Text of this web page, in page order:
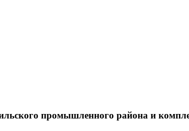
промышленного района и